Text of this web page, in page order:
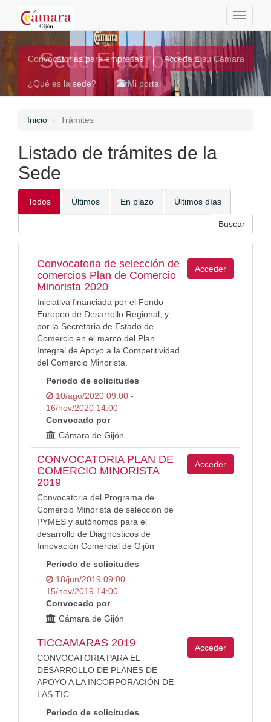
Toggle
Sede Electrónica
Convocatorias para empresas Acceda a su Cámara
¿Qué es la sede? Mi portal
Inicio Trámites
Listado de trámites de la
Sede
Todos Últimos En plazo Últimos días
Convocatoria de selección de
comercios Plan de Comercio
Minorista 2020
Iniciativa financiada por el Fondo
Europeo de Desarrollo Regional, y
por la Secretaria de Estado de
Comercio en el marco del Plan
Integral de Apoyo a la Competitividad
del Comercio Minorista.
Periodo de solicitudes
10/ago/2020 09:00 -
16/nov/2020 14:00
Convocado por
Cámara de Gijón
Acceder
CONVOCATORIA PLAN DE
COMERCIO MINORISTA
2019
Convocatoria del Programa de
Comercio Minorista de selección de
PYMES y autónomos para el
desarrollo de Diagnósticos de
Innovación Comercial de Gijón
Periodo de solicitudes
18/jun/2019 09:00 -
15/nov/2019 14:00
Convocado por
Cámara de Gijón
Acceder
TICCAMARAS 2019
CONVOCATORIA PARA EL
DESARROLLO DE PLANES DE
APOYO A LA INCORPORACIÓN DE
LAS TIC
Periodo de solicitudes
Acceder